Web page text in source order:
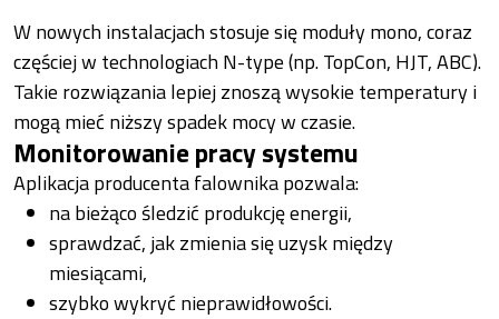
W nowych instalacjach stosuje się moduły mono, coraz
częściej w technologiach N-type (np. TopCon, HJT, ABC).
Takie rozwiązania lepiej znoszą wysokie temperatury i
mogą mieć niższy spadek mocy w czasie.
Monitorowanie pracy systemu
Aplikacja producenta falownika pozwala:
na bieżąco śledzić produkcję energii,
sprawdzać, jak zmienia się uzysk między
miesiącami,
szybko wykryć nieprawidłowości.